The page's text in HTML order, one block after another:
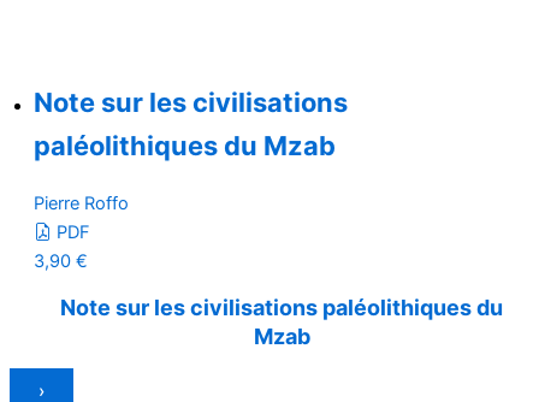
Note sur les civilisations
paléolithiques du Mzab
Pierre Roffo
PDF
3,90 €
Note sur les civilisations paléolithiques du
Mzab
›